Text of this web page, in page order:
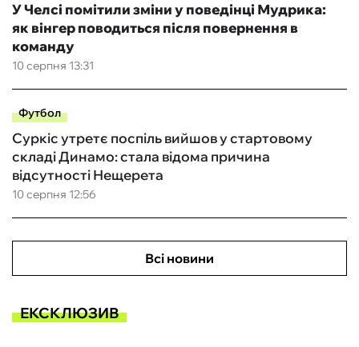
10 серпня 13:31
У Челсі помітили зміни у поведінці Мудрика:
як вінгер поводиться після повернення в
команду
Футбол
10 серпня 12:56
Суркіс утретє поспіль вийшов у стартовому
складі Динамо: стала відома причина
відсутності Нещерета
Всі новини
ЕКСКЛЮЗИВ